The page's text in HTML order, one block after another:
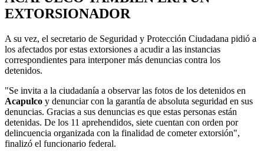
EXTORSIONADOR
A su vez, el secretario de Seguridad y Protección Ciudadana pidió a
los afectados por estas extorsiones a acudir a las instancias
correspondientes para interponer más denuncias contra los
detenidos.
"Se invita a la ciudadanía a observar las fotos de los detenidos en
Acapulco y denunciar con la garantía de absoluta seguridad en sus
denuncias. Gracias a sus denuncias es que estas personas están
detenidas. De los 11 aprehendidos, siete cuentan con orden por
delincuencia organizada con la finalidad de cometer extorsión",
finalizó el funcionario federal.